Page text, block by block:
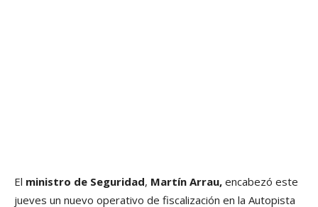
El ministro de Seguridad, Martín Arrau, encabezó este
jueves un nuevo operativo de fiscalización en la Autopista